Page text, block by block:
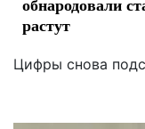
обнародовали
растут
Цифры снова